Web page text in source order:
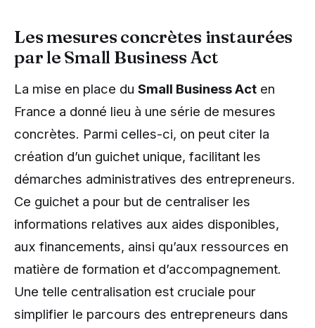
Les mesures concrètes instaurées
par le Small Business Act
La mise en place du Small Business Act en
France a donné lieu à une série de mesures
concrètes. Parmi celles-ci, on peut citer la
création d’un guichet unique, facilitant les
démarches administratives des entrepreneurs.
Ce guichet a pour but de centraliser les
informations relatives aux aides disponibles,
aux financements, ainsi qu’aux ressources en
matière de formation et d’accompagnement.
Une telle centralisation est cruciale pour
simplifier le parcours des entrepreneurs dans